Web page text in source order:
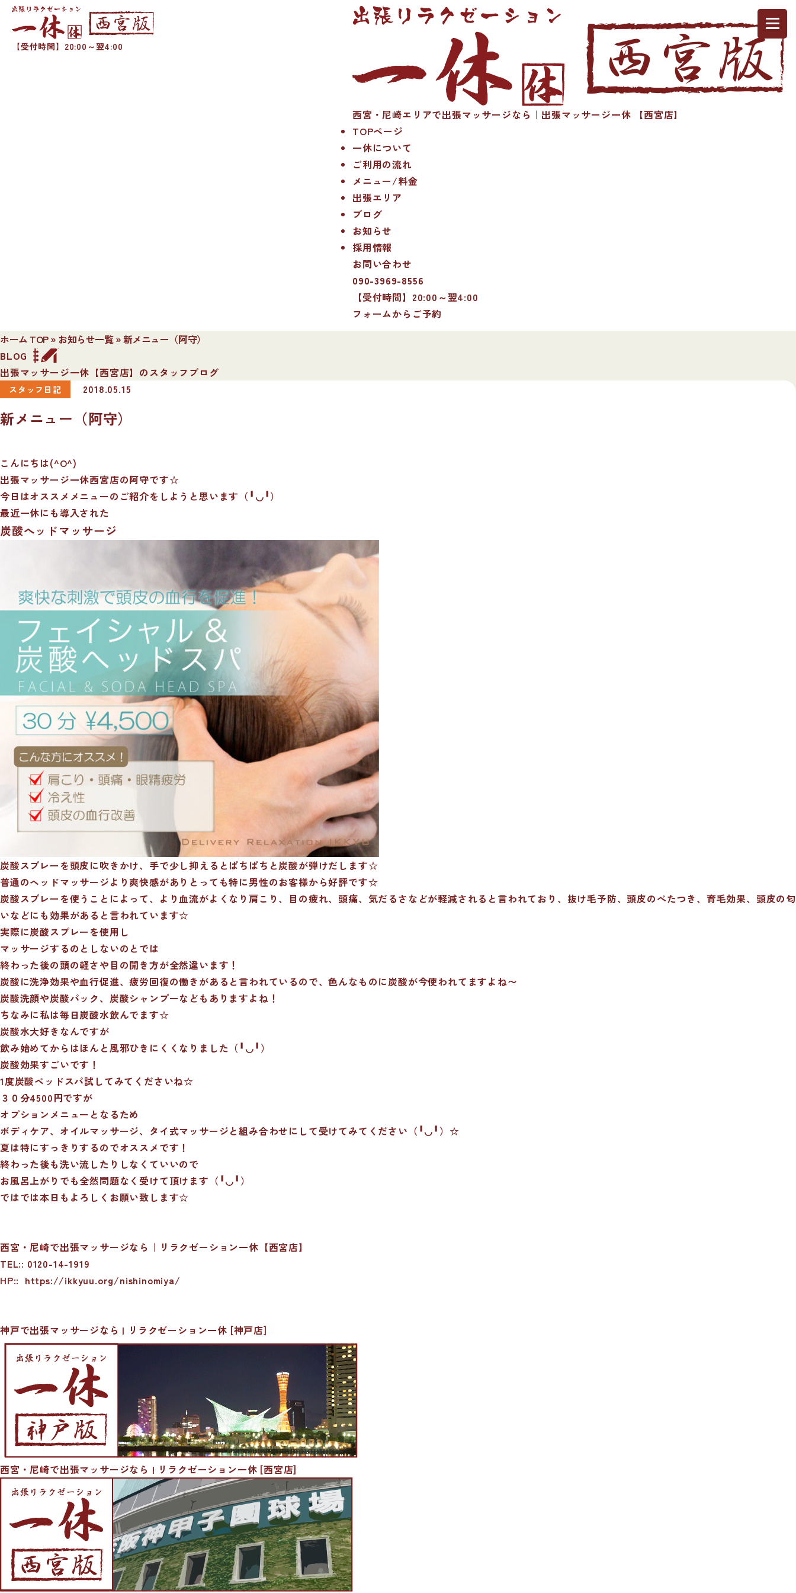
【受付時間】20:00～翌4:00
西宮・尼崎エリアで出張マッサージなら｜出張マッサージ一休 【西宮店】
TOPページ
一休について
ご利用の流れ
メニュー/料金
出張エリア
ブログ
お知らせ
採用情報
お問い合わせ
090-3969-8556
【受付時間】20:00～翌4:00
フォームからご予約
ホーム TOP» お知らせ一覧»新メニュー（阿守）
BLOG
出張マッサージ一休【西宮店】のスタッフブログ
スタッフ日記 2018.05.15
新メニュー（阿守）
こんにちは(^O^)
出張マッサージ一休西宮店の阿守です☆
今日はオススメメニューのご紹介をしようと思います（╹◡╹）
最近一休にも導入された
炭酸へッドマッサージ
炭酸スプレーを頭皮に吹きかけ、手で少し抑えるとぱちぱちと炭酸が弾けだします☆
普通のヘッドマッサージより爽快感がありとっても特に男性のお客様から好評です☆
炭酸スプレーを使うことによって、より血流がよくなり肩こり、目の疲れ、頭痛、気だるさなどが軽減されると言われており、抜け毛予防、頭皮のべたつき、育毛効果、頭皮の匂
いなどにも効果があると言われています☆
実際に炭酸スプレーを使用し
マッサージするのとしないのとでは
終わった後の頭の軽さや目の開き方が全然違います！
炭酸に洗浄効果や血行促進、疲労回復の働きがあると言われているので、色んなものに炭酸が今使われてますよね〜
炭酸洗顔や炭酸パック、炭酸シャンプーなどもありますよね！
ちなみに私は毎日炭酸水飲んでます☆
炭酸水大好きなんですが
飲み始めてからはほんと風邪ひきにくくなりました（╹◡╹）
炭酸効果すごいです！
1度炭酸ベッドスパ試してみてくださいね☆
３０分4500円ですが
オプションメニューとなるため
ボディケア、オイルマッサージ、タイ式マッサージと組み合わせにして受けてみてください（╹◡╹）☆
夏は特にすっきりするのでオススメです！
終わった後も洗い流したりしなくていいので
お風呂上がりでも全然問題なく受けて頂けます（╹◡╹）
ではでは本日もよろしくお願い致します☆
西宮・尼崎で出張マッサージなら｜リラクゼーション一休【西宮店】
TEL:: 0120-14-1919
HP:: https://ikkyuu.org/nishinomiya/
神戸で出張マッサージなら | リラクゼーション一休 [神戸店]
西宮・尼崎で出張マッサージなら | リラクゼーション一休 [西宮店]